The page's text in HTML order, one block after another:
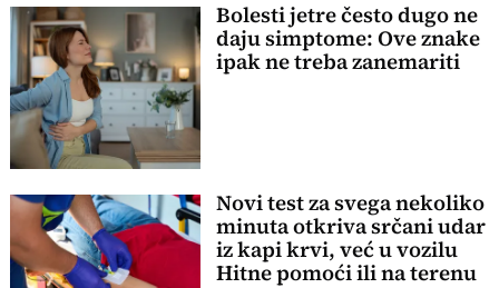
Bolesti jetre često dugo ne
daju simptome: Ove znake
ipak ne treba zanemariti
Novi test za svega nekoliko
minuta otkriva srčani udar
iz kapi krvi, već u vozilu
Hitne pomoći ili na terenu